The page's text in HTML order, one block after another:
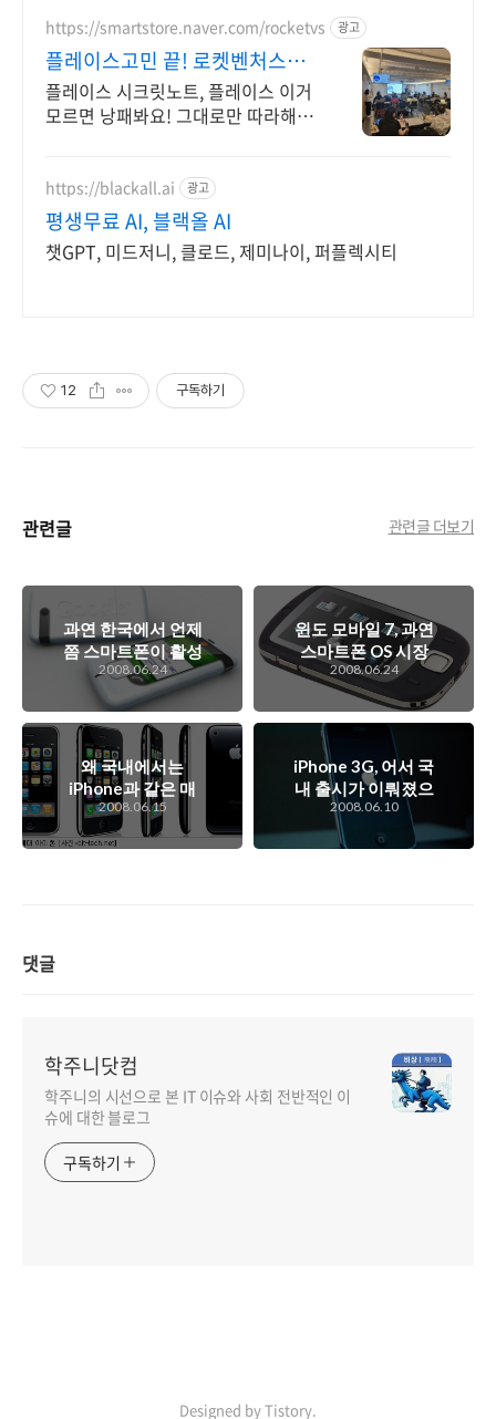
https://smartstore.naver.com/rocketvs 광고
플레이스고민 끝! 로켓벤처스
2300+ 사장님 극찬 리뷰
플레이스 시크릿노트, 플레이스 이거
모르면 낭패봐요! 그대로만 따라해도
https://blackall.ai 광고
평생무료 AI, 블랙올 AI
챗GPT, 미드저니, 클로드, 제미나이, 퍼플렉시티
12 구독하기
관련글 관련글 더보기
과연 한국에서 언제
쯤 스마트폰이 활성
화 될까?
2008.06.24
윈도 모바일 7, 과연
스마트폰 OS 시장
을 다시 장악할 수
있을까?
2008.06.24
왜 국내에서는
iPhone과 같은 매
력적인 스마트폰이
안나올까?
2008.06.15
iPhone 3G, 어서 국
내 출시가 이뤄졌으
면 좋겠다..
2008.06.10
댓글
학주니닷컴
학주니의 시선으로 본 IT 이슈와 사회 전반적인 이
슈에 대한 블로그
구독하기
Designed by Tistory.